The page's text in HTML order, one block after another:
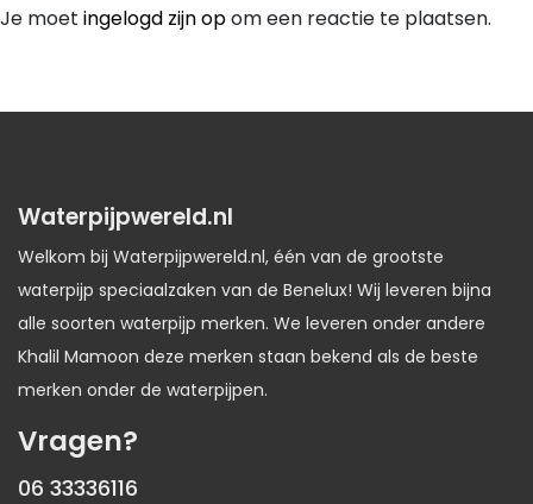
Je moet ingelogd zijn opom een reactie te plaatsen.
Waterpijpwereld.nl
Welkom bij Waterpijpwereld.nl, één van de grootste
waterpijp speciaalzaken van de Benelux! Wij leveren bijna
alle soorten waterpijp merken. We leveren onder andere
Khalil Mamoon deze merken staan bekend als de beste
merken onder de waterpijpen.
Vragen?
06 33336116